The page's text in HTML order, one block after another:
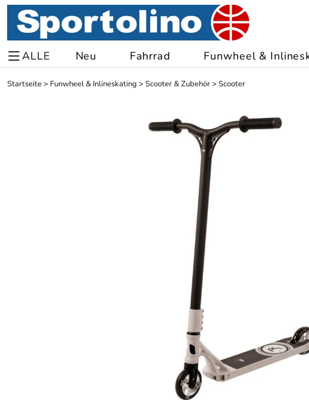
ALLE Neu Fahrrad Funwheel &
Startseite> Funwheel & Inlineskating > Scooter & Zubehör> Scooter